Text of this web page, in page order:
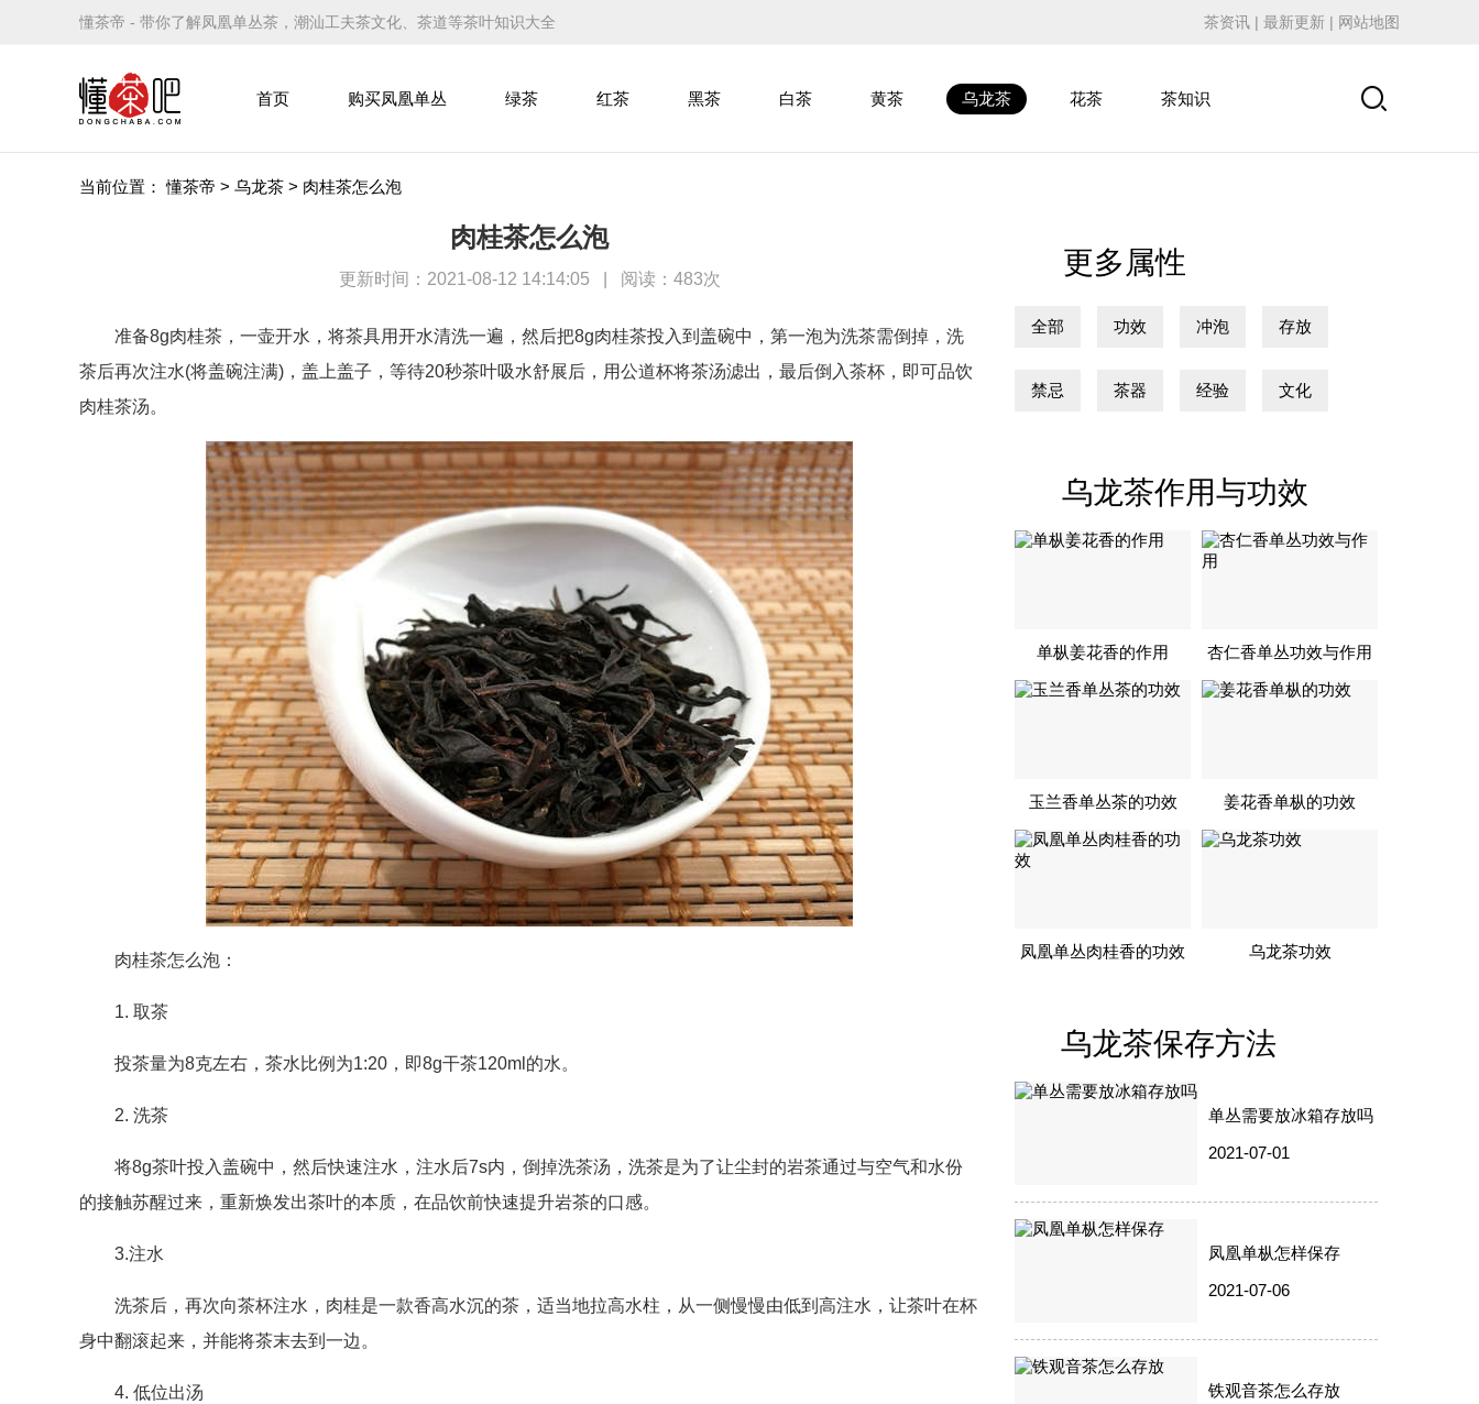
懂茶帝 - 带你了解凤凰单丛茶，潮汕工夫茶文化、茶道等茶叶知识大全 茶资讯 | 最新更新 | 网站地图
首页 购买凤凰单丛 绿茶 红茶 黑茶 白茶 黄茶 乌龙茶 花茶 茶知识
当前位置：懂茶帝 > 乌龙茶 > 肉桂茶怎么泡
肉桂茶怎么泡
更新时间：2021-08-12 14:14:05 阅读： 483次
准备8g肉桂茶，一壶开水，将茶具用开水清洗一遍，然后把8g肉桂茶投入到盖碗中，第一泡为洗茶需倒掉，洗
茶后再次注水(将盖碗注满)，盖上盖子，等待20秒茶叶吸水舒展后，用公道杯将茶汤滤出，最后倒入茶杯，即可品饮
肉桂茶汤。
肉桂茶怎么泡：
1. 取茶
投茶量为8克左右，茶水比例为1:20，即8g干茶120ml的水。
2. 洗茶
将8g茶叶投入盖碗中，然后快速注水，注水后7s内，倒掉洗茶汤，洗茶是为了让尘封的岩茶通过与空气和水份
的接触苏醒过来，重新焕发出茶叶的本质，在品饮前快速提升岩茶的口感。
3.注水
洗茶后，再次向茶杯注水，肉桂是一款香高水沉的茶，适当地拉高水柱，从一侧慢慢由低到高注水，让茶叶在杯
身中翻滚起来，并能将茶末去到一边。
4. 低位出汤
更多属性
全部 功效 冲泡 存放
禁忌 茶器 经验 文化
乌龙茶作用与功效
单枞姜花香的作用 杏仁香单丛功效与作用
玉兰香单丛茶的功效 姜花香单枞的功效
凤凰单丛肉桂香的功效 乌龙茶功效
乌龙茶保存方法
单丛需要放冰箱存放吗
2021-07-01
凤凰单枞怎样保存
2021-07-06
铁观音茶怎么存放